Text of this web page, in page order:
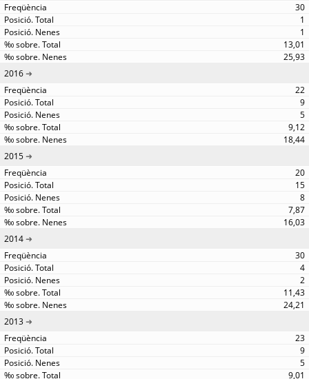
30
1
1
13,01
25,93
2016
22
9
5
9,12
18,44
2015
20
15
8
7,87
16,03
2014
30
4
2
11,43
24,21
2013
23
9
5
9,01